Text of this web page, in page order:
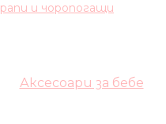
и чоропогащи
Аксесоари за бебе